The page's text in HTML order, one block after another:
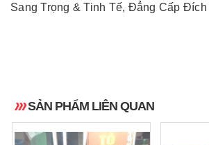
Sang Trọng & Tinh Tế, Đẳng Cấp
SẢN PHẨM LIÊN QUAN